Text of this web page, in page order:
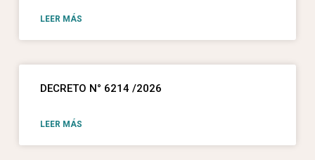
LEER MÁS
DECRETO N° 6214 /2026
LEER MÁS